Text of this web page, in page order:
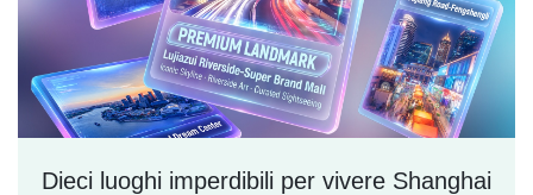
Dieci luoghi imperdibili per vivere Shanghai